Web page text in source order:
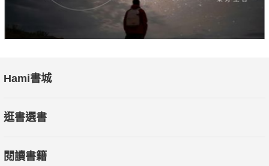
這本書，集結了張力中出社會以來，幾回職場轉換的見聞
錄。
「孤獨力修煉三步驟」，從初級到高極，絕無藏私大公開。
的那個你。
Hami書城
逛書選書
閱讀書籍